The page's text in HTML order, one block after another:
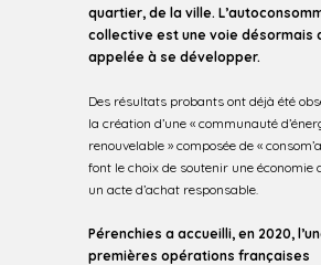
quartier, de la ville.
collective est une voie désormais
appelée à se développer.
Des résultats probants ont déjà été
la création d’une « communauté
renouvelable » composée de «
font le choix de soutenir une économie
un acte d’achat responsable.
Pérenchies a accueilli, en 2020,
premières opérations françaises